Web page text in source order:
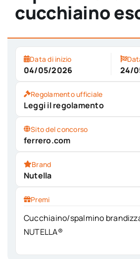
cucchiaino
Data di inizio
04/05/2026 24/
Regolamento ufficiale
Leggi il regolamento
Sito del concorso
ferrero.com
Brand
Nutella
Premi
Cucchiaino/spalmino
NUTELLA®